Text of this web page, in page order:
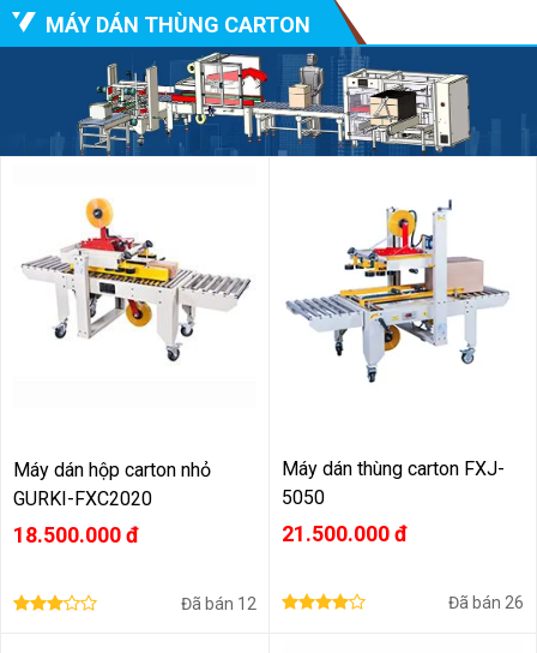
MÁY DÁN THÙNG CARTON
Máy dán hộp carton nhỏ
GURKI-FXC2020
18.500.000 đ
Đã bán 12
Máy dán thùng carton FXJ-
5050
21.500.000 đ
Đã bán 26